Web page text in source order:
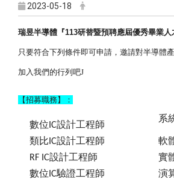
2023-05-18
瑞昱半導體『113研替暨預聘應屆優秀畢業人
只要符合下列條件即可申請， 邀請對半導體
加入我們的行列吧J
【招募職務】：
數位IC設計工程師
系
類比IC設計工程師
軟
RF IC設計工程師 實
數位IC驗證工程師
演